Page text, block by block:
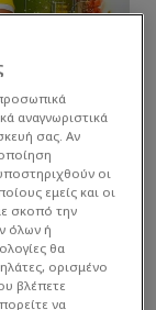
του
αναγνωριστικά
σας. Αν
οι
εμείς και οι
σκοπό την
όλων ή
θα
ορισμένο
βλέπετε
να